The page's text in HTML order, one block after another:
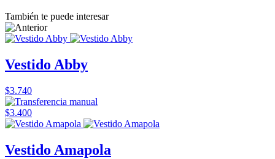
También te puede interesar
Vestido Abby
$3.740
$3.400
Vestido Amapola